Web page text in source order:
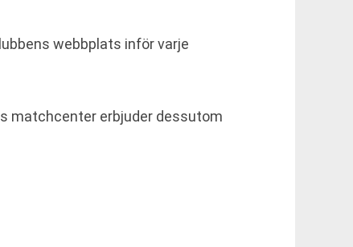
webbplats inför varje
matchcenter erbjuder dessutom